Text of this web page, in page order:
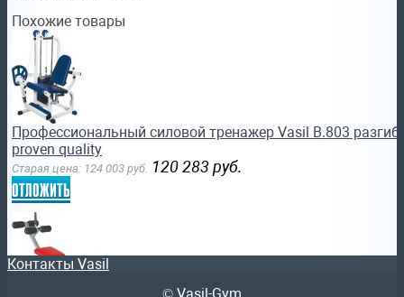
Похожие товары
Профессиональный силовой тренажер Vasil B.803
proven quality
Старая цена: 124 003 руб. 120 283 руб.
отложить
Контакты Vasil